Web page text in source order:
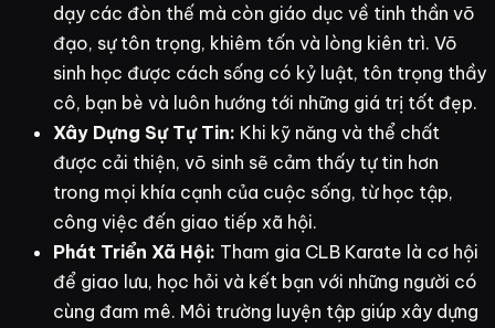
dạy các đòn thế mà còn giáo dục về tinh thần võ
đạo, sự tôn trọng, khiêm tốn và lòng kiên trì. Võ
sinh học được cách sống có kỷ luật, tôn trọng thầy
cô, bạn bè và luôn hướng tới những giá trị tốt đẹp.
Xây Dựng Sự Tự Tin: Khi kỹ năng và thể chất
được cải thiện, võ sinh sẽ cảm thấy tự tin hơn
trong mọi khía cạnh của cuộc sống, từ học tập,
công việc đến giao tiếp xã hội.
Phát Triển Xã Hội: Tham gia CLB Karate là cơ hội
để giao lưu, học hỏi và kết bạn với những người có
cùng đam mê. Môi trường luyện tập giúp xây dựng